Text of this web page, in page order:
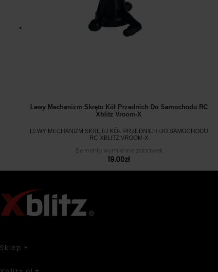
Lewy Mechanizm Skrętu Kół Przednich Do Samochodu RC
Xblitz Vroom-X
LEWY MECHANIZM SKRĘTU KÓŁ PRZEDNICH DO SAMOCHODU
RC XBLITZ VROOM-X
Elementy wymienne zabawek
19.00zł
Sklep